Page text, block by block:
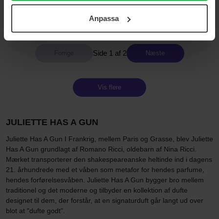
samt vår Integritetspolicy.Anpassa
7,5 ml 7,5 ml
279 kr
Side 1 af 2 Næste
Vis flere
JULIETTE HAS A GUN
Juliette Has A Gun I Frankrig, mellem Paris og Grasse, blev Juliette
Has A Gun grundlagt af Romano Ricci, oldebarn af Nina Ricci.
Mærket transporterer den shakespeareanske heltinde ind i dagens
21. århundrede med et våben som metafor for hendes parfume,
hendes forførelsesvåben. Juliette Has A Gun bygger bro mellem
traditionel og det moderne og tilbyder en kollektion af dufte
designet til dem, der forstår, at en signaturduft går langt ud over
blot at "dufte godt".